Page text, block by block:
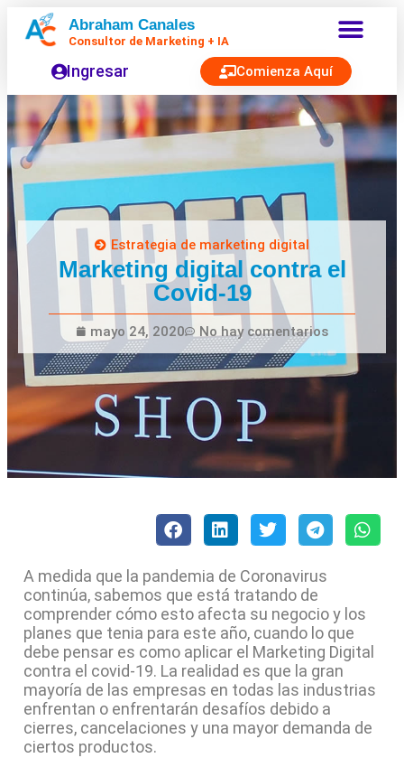
Abraham Canales
Consultor de Marketing + IA
Ingresar Comienza Aquí
Estrategia de marketing digital
Marketing digital contra el
Covid-19
mayo 24, 2020 No hay comentarios
A medida que la pandemia de Coronavirus
continúa, sabemos que está tratando de
comprender cómo esto afecta su negocio y los
planes que tenia para este año, cuando lo que
debe pensar es como aplicar el Marketing Digital
contra el covid-19. La realidad es que la gran
mayoría de las empresas en todas las industrias
enfrentan o enfrentarán desafíos debido a
cierres, cancelaciones y una mayor demanda de
ciertos productos.